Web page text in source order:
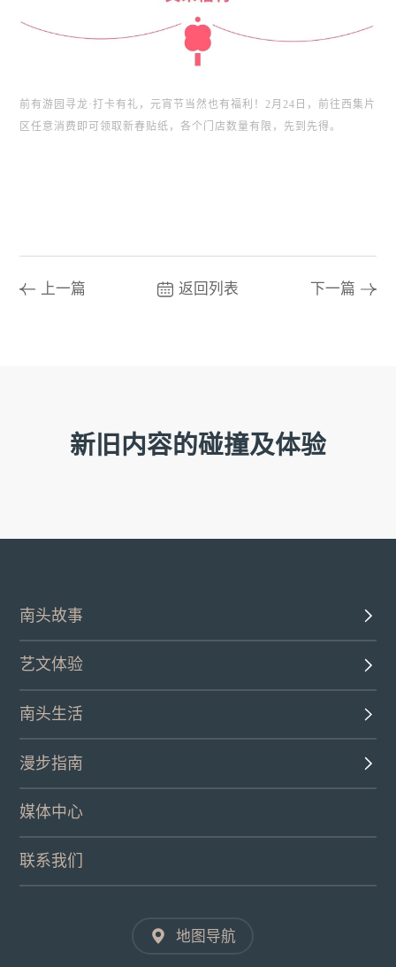
前有游园寻龙·打卡有礼，元宵节当然也有福利！2月24日，前往西集片
区任意消费即可领取新春贴纸，各个门店数量有限，先到先得。
上一篇 返回列表 下一篇
新旧内容的碰撞及体验
南头故事
艺文体验
南头生活
漫步指南
媒体中心
联系我们
地图导航